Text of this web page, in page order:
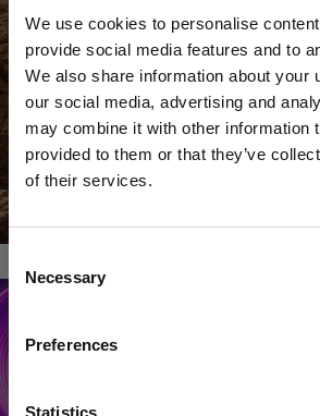
We use cookies to personalise
provide social media features and to
We also share information about your
our social media, advertising and
may combine it with other information
provided to them or that they’ve
of their services.
Selection
Necessary
Preferences
Statistics
¿Quieres actualizar tu
Czech Republic
Ver todos los